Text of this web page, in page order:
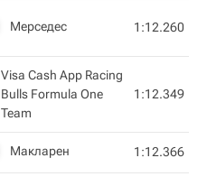
Мерседес 1:12.260
Visa Cash App Racing
Bulls Formula One
Team
1:12.349
Макларен 1:12.366